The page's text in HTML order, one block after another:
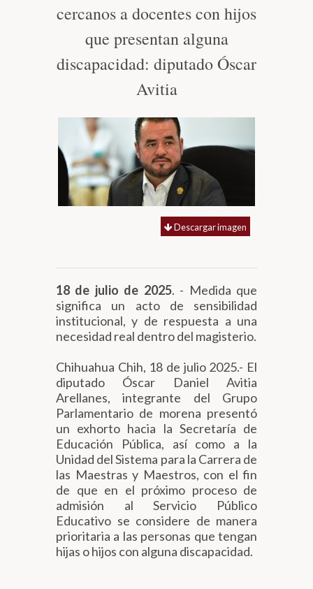
Comisiones
Secretarías
Transparencia
cercanos a docentes con hijos
que presentan alguna
discapacidad: diputado Óscar
Avitia
Descargar imagen
18 de julio de 2025. - Medida que
significa un acto de sensibilidad
institucional, y de respuesta a una
necesidad real dentro del magisterio.
Chihuahua Chih, 18 de julio 2025.- El
diputado Óscar Daniel Avitia
Arellanes, integrante del Grupo
Parlamentario de morena presentó
un exhorto hacia la Secretaría de
Educación Pública, así como a la
Unidad del Sistema para la Carrera de
las Maestras y Maestros, con el fin
de que en el próximo proceso de
admisión al Servicio Público
Educativo se considere de manera
prioritaria a las personas que tengan
hijas o hijos con alguna discapacidad.